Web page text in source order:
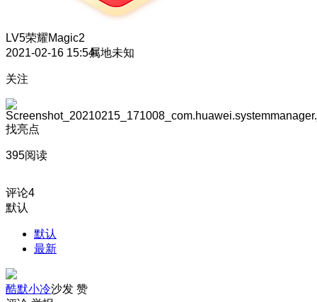
LV5荣耀Magic2
2021-02-16 15:54属地未知
关注
找亮点
395阅读
评论4
默认
默认
最新
酷默小冷沙发 赞